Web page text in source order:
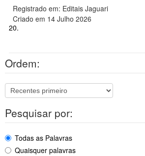
Registrado em: Editais Jaguari
Criado em 14 Julho 2026
20.
Ordem:
Pesquisar por:
Todas as Palavras
Quaisquer palavras